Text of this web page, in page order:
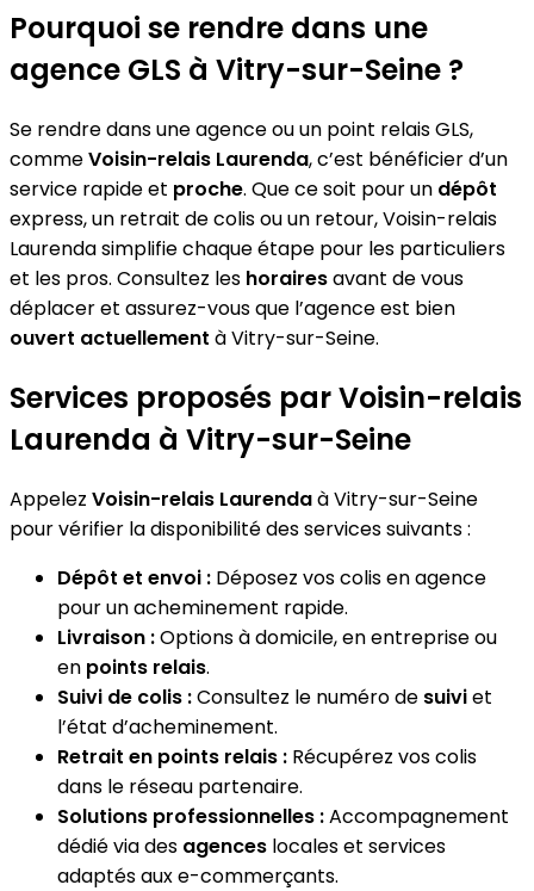
Pourquoi se rendre dans une
agence GLS à Vitry-sur-Seine ?
Se rendre dans une agence ou un point relais GLS,
commeVoisin-relais Laurenda, c’est bénéficier d’un
service rapide et proche. Que ce soit pour un dépôt
express, un retrait de colis ou un retour, Voisin-relais
Laurenda simplifie chaque étape pour les particuliers
et les pros. Consultez les horairesavant de vous
déplacer et assurez-vous que l’agence est bien
ouvert actuellement à Vitry-sur-Seine.
Services proposés par Voisin-relais
Laurenda à Vitry-sur-Seine
Appelez Voisin-relais Laurendaà Vitry-sur-Seine
pour vérifier la disponibilité des services suivants :
Dépôt et envoi : Déposez vos colis en agence
pour un acheminement rapide.
Livraison :Options à domicile, en entreprise ou
en points relais.
Suivi de colis :Consultez le numéro de suiviet
l’état d’acheminement.
Retrait en points relais : Récupérez vos colis
dans le réseau partenaire.
Solutions professionnelles :Accompagnement
dédié via des agences locales et services
adaptés aux e-commerçants.